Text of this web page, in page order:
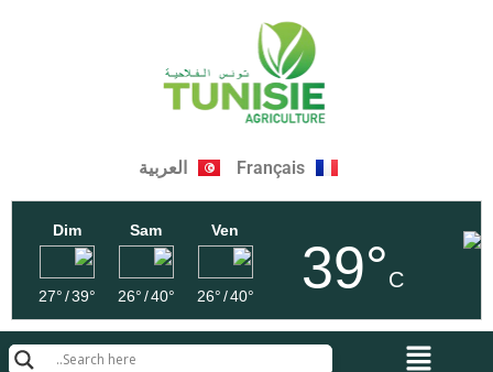
Français العربية
39°C
Ven
40°
/
26°
Sam
40°
/
26°
Dim
39°
/
27°